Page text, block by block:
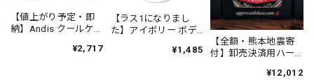
【値上がり予定・即
納】Andis クールケア
¥2,717
【ラス1になりまし
た】アイボリー ボデ
¥1,485
【全額・熊本地震寄
付】卸売決済用ハー
DELUXE イージー ホ
¥12,012